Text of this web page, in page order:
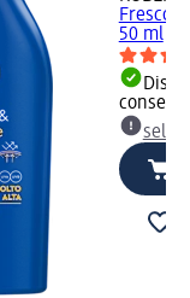
Fresco
50 ml